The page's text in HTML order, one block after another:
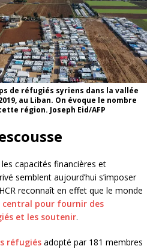
de réfugiés syriens dans la vallée
au Liban. On évoque le nombre
région. Joseph Eid/AFP
capacités financières et
semblent aujourd’hui s’imposer
reconnaît en effet que le monde
central pour fournir des
et les soutenir.
réfugiés adopté par 181 membres